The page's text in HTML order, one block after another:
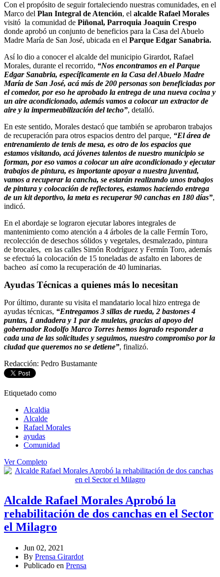
Con el propósito de seguir fortaleciendo nuestras comunidades, en el
Marco del Plan Integral de Atención, el alcalde Rafael Morales
visitó la comunidad de Piñonal, Parroquia Joaquín Crespo
donde aprobó un conjunto de beneficios para la Casa del Abuelo
Madre María de San José, ubicada en el Parque Edgar Sanabria.
Así lo dio a conocer el alcalde del municipio Girardot, Rafael
Morales, durante el recorrido, “Nos encontramos en el Parque
Edgar Sanabria, específicamente en la Casa del Abuelo Madre
María de San José, acá más de 200 personas son beneficiadas por
el comedor, por eso he aprobado la entrega de una nueva cocina y
un aire acondicionado, además vamos a colocar un extractor de
aire y la impermeabilización del techo”, detalló.
En este sentido, Morales destacó que también se aprobaron trabajos
de recuperación para otros espacios dentro del parque, “El área de
entrenamiento de tenis de mesa, es otro de los espacios que
estamos visitando, acá jóvenes talentos de nuestro municipio se
forman, por eso vamos a colocar un aire acondicionado y ejecutar
trabajos de pintura, es importante apoyar a nuestra juventud,
vamos a recuperar la cancha, se estarán realizando unos trabajos
de pintura y colocación de reflectores, estamos haciendo entrega
de un kit deportivo, la meta es recuperar 90 canchas en 180 días”,
indicó.
En el abordaje se lograron ejecutar labores integrales de
mantenimiento como atención a 4 árboles de la calle Fermín Toro,
recolección de desechos sólidos y vegetales, desmalezado, pintura
de brocales, en las calles Simón Rodríguez y Fermín Toro, además
se efectuó la colocación de 15 toneladas de asfalto en labores de
bacheo así como la recuperación de 40 luminarias.
Ayudas Técnicas a quienes más lo necesitan
Por último, durante su visita el mandatario local hizo entrega de
ayudas técnicas, “Entregamos 3 sillas de rueda, 2 bastones 4
puntas, 1 andadera y 1 par de muletas, gracias al apoyo del
gobernador Rodolfo Marco Torres hemos logrado responder a
cada una de las solicitudes y seguimos, nuestro compromiso por la
ciudad que queremos no se detiene”, finalizó.
Redacción: Pedro Bustamante
Etiquetado como
Alcaldia
Alcalde
Rafael Morales
ayudas
Comunidad
Ver Completo
Alcalde Rafael Morales Aprobó la
rehabilitación de dos canchas en el Sector
el Milagro
Jun 02, 2021
By Prensa Girardot
Publicado en Prensa